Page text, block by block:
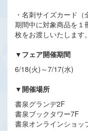
・名刺サイズカード（
期間中に対象商品を１
枚をお渡しいたします。
▼フェア開催期間
6/18(火)～7/17(水)
▼開催場所
書泉グランデ2F
書泉ブックタワー7F
書泉オンラインショッ